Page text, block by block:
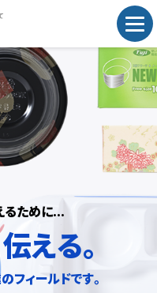
るために...
伝える。
のフィールドです。